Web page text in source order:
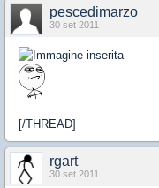
pescedimarzo
30 set 2011
[/THREAD]
rgart
30 set 2011